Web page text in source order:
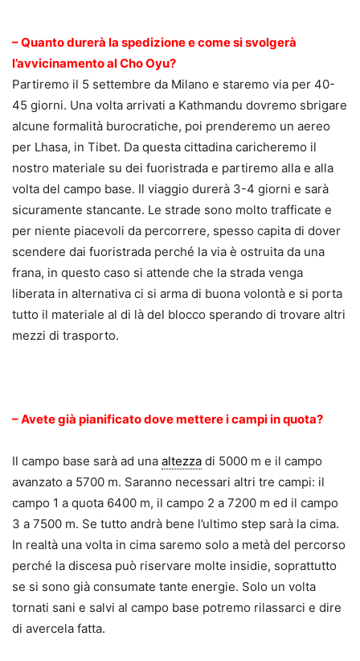
– Quanto durerà la spedizione e come si svolgerà
l’avvicinamento al Cho Oyu?
Partiremo il 5 settembre da Milano e staremo via per 40-
45 giorni. Una volta arrivati a Kathmandu dovremo sbrigare
alcune formalità burocratiche, poi prenderemo un aereo
per Lhasa, in Tibet. Da questa cittadina caricheremo il
nostro materiale su dei fuoristrada e partiremo alla e alla
volta del campo base. Il viaggio durerà 3-4 giorni e sarà
sicuramente stancante. Le strade sono molto trafficate e
per niente piacevoli da percorrere, spesso capita di dover
scendere dai fuoristrada perché la via è ostruita da una
frana, in questo caso si attende che la strada venga
liberata in alternativa ci si arma di buona volontà e si porta
tutto il materiale al di là del blocco sperando di trovare altri
mezzi di trasporto.
– Avete già pianificato dove mettere i campi in quota?
Il campo base sarà ad una altezza di 5000 m e il campo
avanzato a 5700 m. Saranno necessari altri tre campi: il
campo 1 a quota 6400 m, il campo 2 a 7200 m ed il campo
3 a 7500 m. Se tutto andrà bene l’ultimo step sarà la cima.
In realtà una volta in cima saremo solo a metà del percorso
perché la discesa può riservare molte insidie, soprattutto
se si sono già consumate tante energie. Solo un volta
tornati sani e salvi al campo base potremo rilassarci e dire
di avercela fatta.